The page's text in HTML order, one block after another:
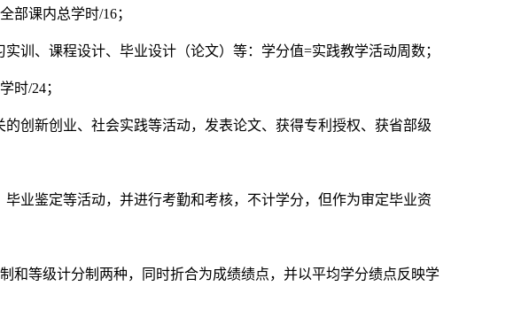
全部课内总学时/16；
实训、课程设计、毕业设计（论文）等：学分值=实践教学活动周数；
时/24；
的创新创业、社会实践等活动，发表论文、获得专利授权、获省部级
毕业鉴定等活动，并进行考勤和考核，不计学分，但作为审定毕业资
和等级计分制两种，同时折合为成绩绩点，并以平均学分绩点反映学